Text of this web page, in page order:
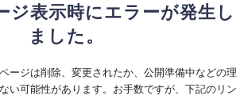
ジ表示時にエラーが発生し
ました。
ージは削除、変更されたか、公開準備中などの理
い可能性があります。お手数ですが、下記のリン